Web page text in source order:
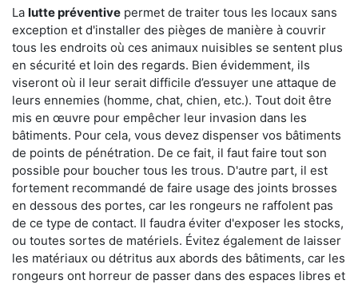
La lutte préventive permet de traiter tous les locaux sans
exception et d'installer des pièges de manière à couvrir
tous les endroits où ces animaux nuisibles se sentent plus
en sécurité et loin des regards. Bien évidemment, ils
viseront où il leur serait difficile d’essuyer une attaque de
leurs ennemies (homme, chat, chien, etc.). Tout doit être
mis en œuvre pour empêcher leur invasion dans les
bâtiments. Pour cela, vous devez dispenser vos bâtiments
de points de pénétration. De ce fait, il faut faire tout son
possible pour boucher tous les trous. D'autre part, il est
fortement recommandé de faire usage des joints brosses
en dessous des portes, car les rongeurs ne raffolent pas
de ce type de contact. Il faudra éviter d'exposer les stocks,
ou toutes sortes de matériels. Évitez également de laisser
les matériaux ou détritus aux abords des bâtiments, car les
rongeurs ont horreur de passer dans des espaces libres et